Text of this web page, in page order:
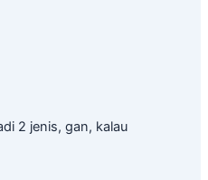
2 jenis, gan, kalau